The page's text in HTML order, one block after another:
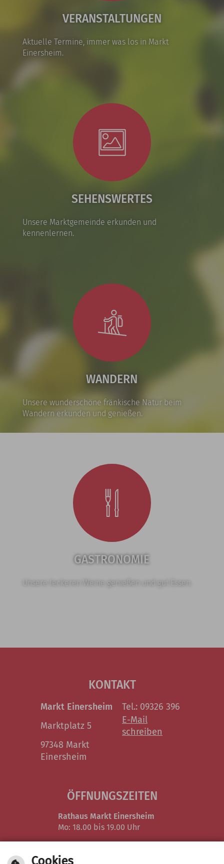
VERANSTALTUNGEN
Aktuelle Termine, immer was los in Markt
Einersheim.
SEHENSWERTES
Unsere Marktgemeinde erkunden und
kennenlernen.
WANDERN
Unsere wunderschöne fränkische Natur beim
Wandern erkunden und genießen.
GASTRONOMIE
Unsere leckeren Weine genießen und gut Essen.
KONTAKT
Markt Einersheim
Tel.: 09326 396
Marktplatz 5
E-Mail
schreiben
97348 Markt
Einersheim
ÖFFNUNGSZEITEN
Rathaus Markt Einersheim
Mo: 18.00 bis 19.00 Uhr
Verwaltungsgemeinschaft in Iphofen
Cookies